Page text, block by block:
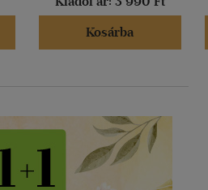
Kosárba